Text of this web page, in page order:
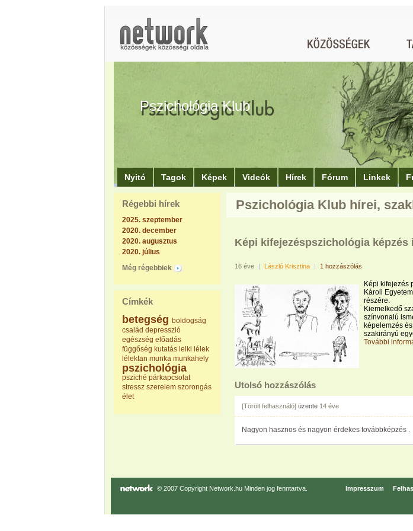
Pszichológia Klub
Nyitó Tagok Képek Videók Hírek Fórum Linkek
Régebbi hírek
2025. szeptember
2020. december
2020. augusztus
2020. július
Még régebbiek
Címkék
betegség boldogság
család depresszió
egészség előadás
függőség kutatás lelki lélek
lélektan munka munkahely
pszichológia
psziché párkapcsolat
stressz szerelem szorongás
élet
Pszichológia Klub hírei,
Képi kifejezéspszichológia képzés
16 éve | László Krisztina | 1 hozzászólás
Képi kifejezés
Károli
részére.
Kiemelkedő
színvonalú
képelemzés
szakirányú
További
Utolsó hozzászólás
[Törölt felhasználó] üzente 14 éve
Nagyon hasznos és nagyon érdekes továbbképzés .
© 2007 Copyright Network.hu Minden jog fenntartva. Impresszum